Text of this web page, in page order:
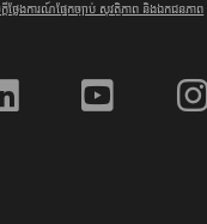
តីថ្លែងការណ៍ផ្នែកច្បាប់ សុវត្ថិភាព និងឯកជនភាព